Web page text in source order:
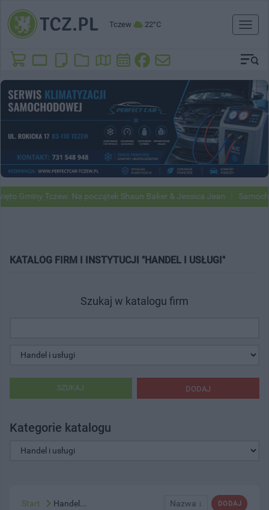
Tczew 22°C
Toggle
Tczew. Na początek Shaun Baker & Jessica Jean Samochody
KATALOG FIRM I INSTYTUCJI "HANDEL I USŁUGI"
Szukaj w katalogu firm
DODAJ
SZUKAJ
Kategorie katalogu
DODAJ
Nazwa ↓
Start Handel...